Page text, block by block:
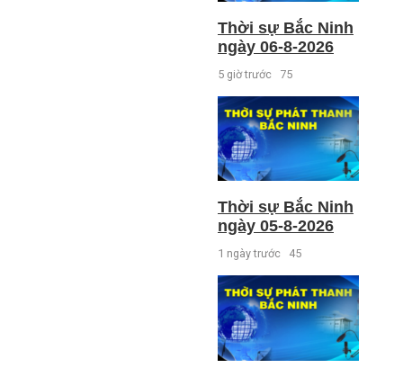
Thời sự Bắc Ninh
ngày 06-8-2026
5 giờ trước 75
Thời sự Bắc Ninh
ngày 05-8-2026
1 ngày trước 45